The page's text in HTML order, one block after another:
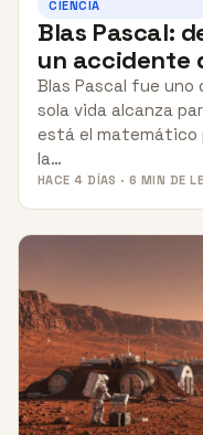
CIENCIA
Blas Pascal:
un accidente
Blas Pascal fue uno
sola vida alcanza
está el matemático
la…
HACE 4 DÍAS · 6 MIN DE